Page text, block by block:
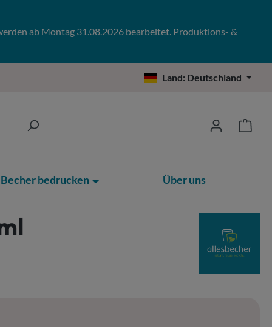
ab Montag 31.08.2026 bearbeitet. Produktions- &
Land: Deutschland
Becher bedrucken Über uns